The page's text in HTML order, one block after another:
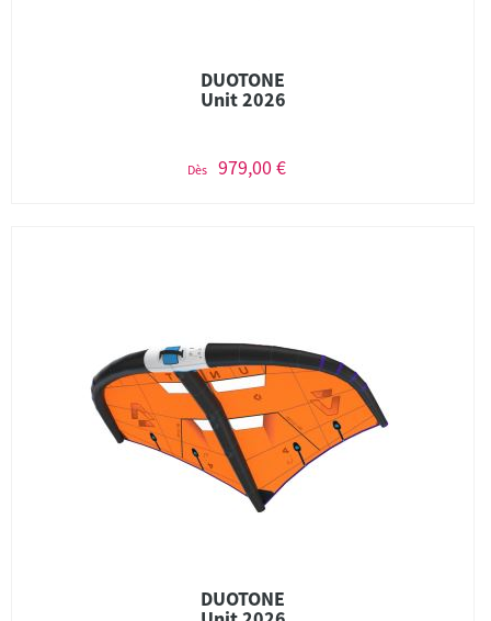
DUOTONE
Unit 2026
Dès 979,00 €
DUOTONE